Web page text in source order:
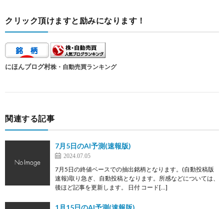
クリック頂けますと励みになります！
にほんブログ村株・自動売買ランキング
関連する記事
7月5日のAI予測(速報版)
2024.07.05
7月5日の終値ベースでの抽出銘柄となります。(自動投稿版
速報)取り急ぎ、自動投稿となります。所感などについては、
後ほど記事を更新します。 日付 コード[…]
1月15日のAI予測(速報版)